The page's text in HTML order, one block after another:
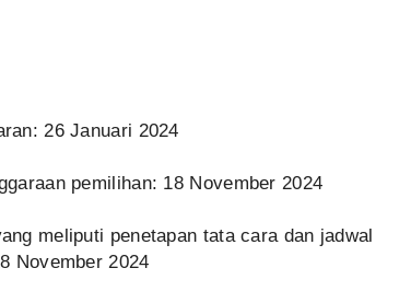
26 Januari 2024
pemilihan: 18 November 2024
meliputi penetapan tata cara dan jadwal
November 2024